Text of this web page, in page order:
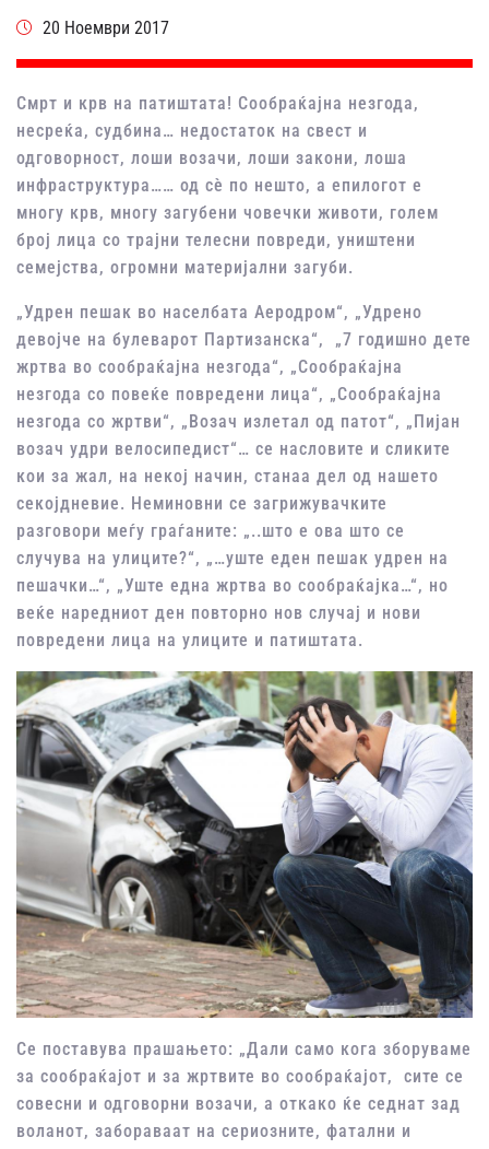
20 Ноември 2017
Смрт и крв на патиштата! Сообраќајна незгода,
несреќа, судбина… недостаток на свест и
одговорност, лоши возачи, лоши закони, лоша
инфраструктура…… од сѐ по нешто, а епилогот е
многу крв, многу загубени човечки животи, голем
број лица со трајни телесни повреди, уништени
семејства, огромни материјални загуби.
„Удрен пешак во населбата Аеродром“, „Удрено
девојче на булеварот Партизанска“, „7 годишно дете
жртва во сообраќајна незгода“, „Сообраќајна
незгода со повеќе повредени лица“, „Сообраќајна
незгода со жртви“, „Возач излетал од патот“, „Пијан
возач удри велосипедист“… се насловите и сликите
кои за жал, на некој начин, станаа дел од нашето
секојдневие. Неминовни се загрижувачките
разговори меѓу граѓаните: „..што е ова што се
случува на улиците?“, „…уште еден пешак удрен на
пешачки…“, „Уште една жртва во сообраќајка…“, но
веќе наредниот ден повторно нов случај и нови
повредени лица на улиците и патиштата.
Се поставува прашањето: „Дали само кога зборуваме
за сообраќајот и за жртвите во сообраќајот, сите се
совесни и одговорни возачи, а откако ќе седнат зад
воланот, забораваат на сериозните, фатални и